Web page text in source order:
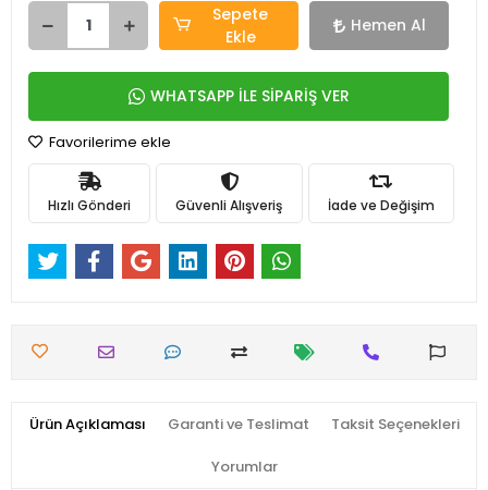
Sepete
Ekle
Hemen Al
WHATSAPP İLE SİPARİŞ VER
Favorilerime ekle
Hızlı Gönderi Güvenli Alışveriş İade ve Değişim
Ürün Açıklaması Garanti ve Teslimat Taksit Seçenekleri
Yorumlar